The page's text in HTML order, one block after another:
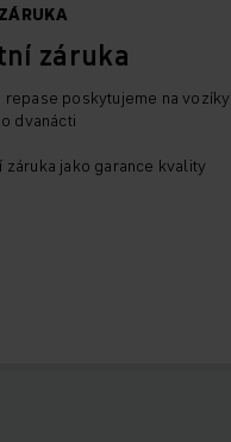
záruka
repase poskytujeme na vozíky
dvanácti
záruka jako garance kvality